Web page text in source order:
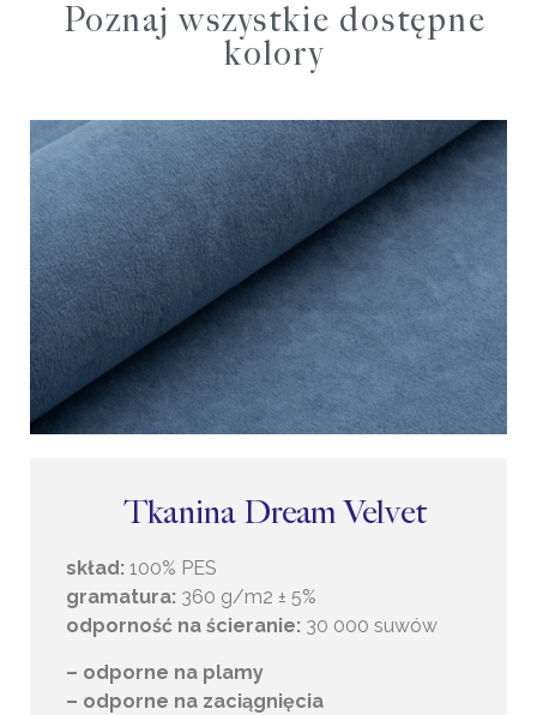
Poznaj wszystkie dostępne
kolory
Tkanina Dream Velvet
skład: 100% PES
gramatura: 360 g/m2 ± 5%
odporność na ścieranie: 30 000 suwów
– odporne na plamy
– odporne na zaciągnięcia